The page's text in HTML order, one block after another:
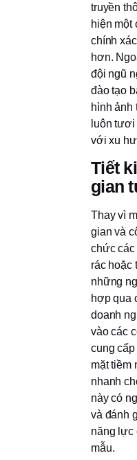
truyền
hiện một
chính
hơn.
đội ngũ
đào tạo
hình ảnh
luôn
với xu
Tiết
gian
Thay vì
gian và
chức các
rác hoặc
những
hợp qua
doanh
vào các
cung
mặt tiềm
nhanh
này có
và đánh
năng lực
mẫu.